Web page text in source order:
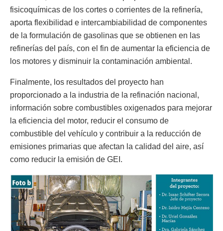
fisicoquímicas de los cortes o corrientes de la refinería,
aporta flexibilidad e intercambiabilidad de componentes
de la formulación de gasolinas que se obtienen en las
refinerías del país, con el fin de aumentar la eficiencia de
los motores y disminuir la contaminación ambiental.
Finalmente, los resultados del proyecto han
proporcionado a la industria de la refinación nacional,
información sobre combustibles oxigenados para mejorar
la eficiencia del motor, reducir el consumo de
combustible del vehículo y contribuir a la reducción de
emisiones primarias que afectan la calidad del aire, así
como reducir la emisión de GEI.